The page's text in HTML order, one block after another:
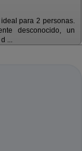
para 2 personas.
desconocido, un
...